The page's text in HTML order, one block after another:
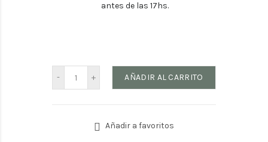
antes de las 17hs.
AÑADIR AL CARRITO
Añadir a favoritos